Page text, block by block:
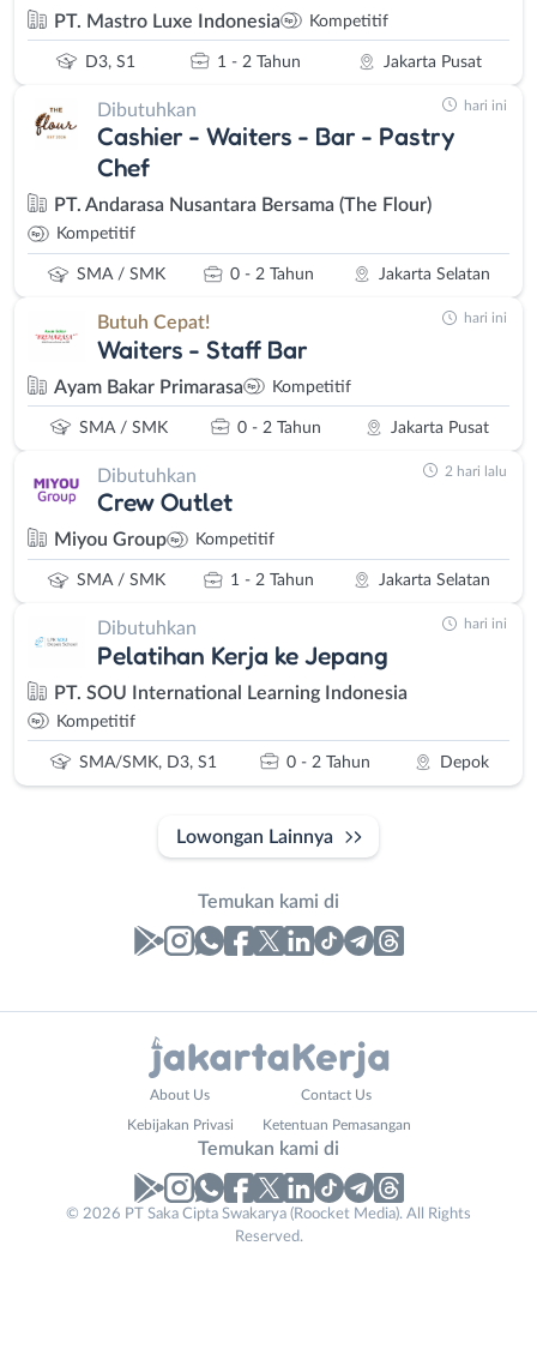
PT. Mastro Luxe Indonesia Kompetitif
D3, S1 1 - 2 Tahun Jakarta Pusat
Dibutuhkan
Cashier - Waiters - Bar - Pastry
Chef
PT. Andarasa Nusantara Bersama (The Flour)
Kompetitif
SMA / SMK 0 - 2 Tahun Jakarta Selatan
hari ini
Butuh Cepat!
Waiters - Staff Bar
Ayam Bakar Primarasa Kompetitif
SMA / SMK 0 - 2 Tahun Jakarta Pusat
hari ini
Dibutuhkan
Crew Outlet
Miyou Group Kompetitif
SMA / SMK 1 - 2 Tahun Jakarta Selatan
2 hari lalu
Dibutuhkan
Pelatihan Kerja ke Jepang
PT. SOU International Learning Indonesia
Kompetitif
SMA/SMK, D3, S1 0 - 2 Tahun Depok
hari ini
Lowongan Lainnya
Temukan kami di
No. Telp /
About Us Contact Us
Kebijakan Privasi Ketentuan Pemasangan
Temukan kami di
© 2026 PT Saka Cipta Swakarya (Roocket Media). All Rights
Reserved.